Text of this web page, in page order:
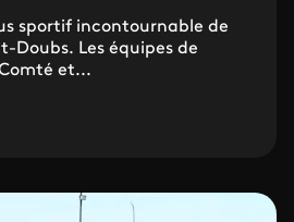
sportif incontournable de
Doubs. Les équipes de
et...